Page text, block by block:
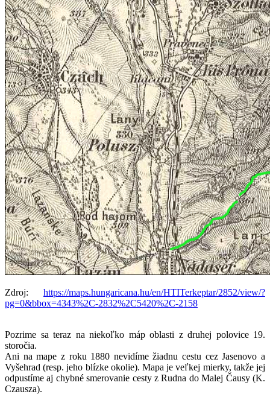
Zdroj: https://maps.hungaricana.hu/en/HTITerkeptar/2852/view/?
pg=0&bbox=4343%2C-2832%2C5420%2C-2158
Pozrime sa teraz na niekoľko máp oblasti z druhej polovice 19.
storočia.
Ani na mape z roku 1880 nevidíme žiadnu cestu cez Jasenovo a
Vyšehrad (resp. jeho blízke okolie). Mapa je veľkej mierky, takže jej
odpustíme aj chybné smerovanie cesty z Rudna do Malej Čausy (K.
Czausza).